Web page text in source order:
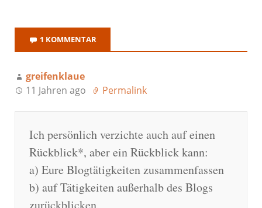
1 KOMMENTAR
greifenklaue
11 Jahren ago
Permalink
Ich persönlich verzichte auch auf einen
Rückblick*, aber ein Rückblick kann:
a) Eure Blogtätigkeiten zusammenfassen
b) auf Tätigkeiten außerhalb des Blogs